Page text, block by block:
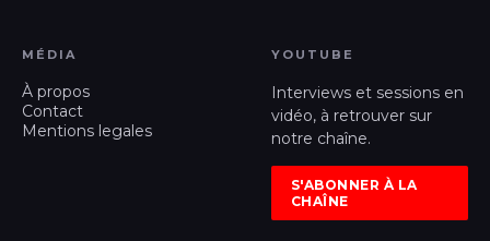
MÉDIA
À propos
Contact
Mentions legales
YOUTUBE
Interviews et sessions en
vidéo, à retrouver sur
notre chaîne.
S'ABONNER À LA
CHAÎNE